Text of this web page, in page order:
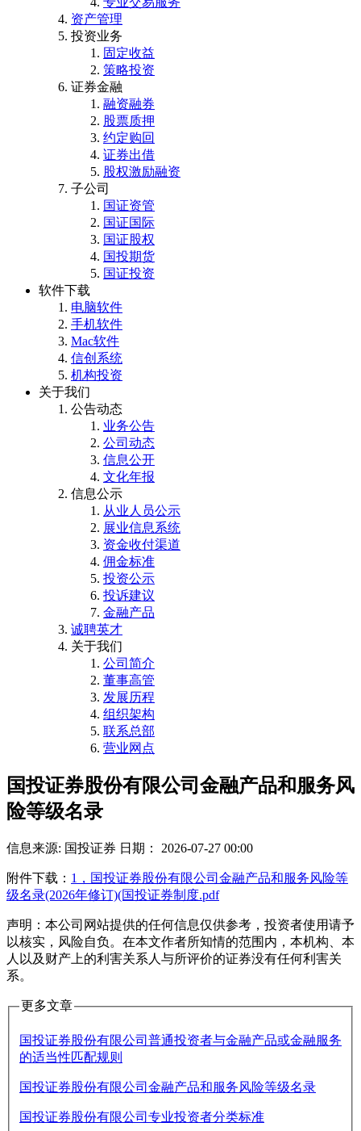
资产管理
投资业务
固定收益
策略投资
证券金融
融资融券
股票质押
约定购回
证券出借
股权激励融资
子公司
国证资管
国证国际
国证股权
国投期货
国证投资
软件下载
电脑软件
手机软件
Mac软件
信创系统
机构投资
关于我们
公告动态
业务公告
公司动态
信息公开
文化年报
信息公示
从业人员公示
展业信息系统
资金收付渠道
佣金标准
投资公示
投诉建议
金融产品
诚聘英才
关于我们
公司简介
董事高管
发展历程
组织架构
联系总部
营业网点
国投证券股份有限公司金融产品和服务风
险等级名录
信息来源: 国投证券 日期： 2026-07-27 00:00
附件下载： 1，国投证券股份有限公司金融产品和服务风险等
级名录(2026年修订)(国投证券制度.pdf
声明：本公司网站提供的任何信息仅供参考，投资者使用请予
以核实，风险自负。在本文作者所知情的范围内，本机构、本
人以及财产上的利害关系人与所评价的证券没有任何利害关
系。
更多文章
国投证券股份有限公司普通投资者与金融产品或金融服务
的适当性匹配规则
国投证券股份有限公司金融产品和服务风险等级名录
国投证券股份有限公司专业投资者分类标准